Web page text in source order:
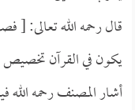
قال رحمه الله تعالى: [
يكون في القرآن
أشار المصنف رحمه الله